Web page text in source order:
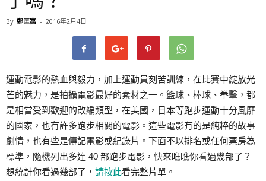
By 鄭匡寓 - 2016年2月4日
運動電影的熱血與毅力，加上運動員刻苦訓練，在比賽中綻放光
芒的魅力，是拍攝電影最好的素材之一。籃球、棒球、拳擊，都
是相當受到歡迎的改編類型，在美國，日本等跑步運動十分風靡
的國家，也有許多跑步相關的電影。這些電影有的是純粹的故事
劇情，也有些是傳記電影或紀錄片。下面不以排名或任何票房為
標準，隨機列出多達 40 部跑步電影，快來瞧瞧你看過幾部了？
想統計你看過幾部了， 請按此看完整片單。